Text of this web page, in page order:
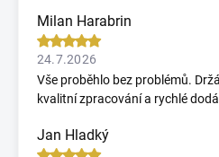
Milan Harabrin
24.7.2026
Vše proběhlo bez problémů.
kvalitní zpracování a rychlé
Jan Hladký